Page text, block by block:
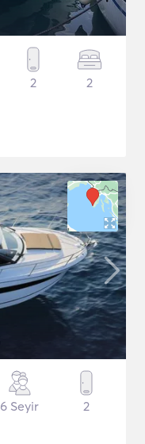
2 2
6 Seyir 2